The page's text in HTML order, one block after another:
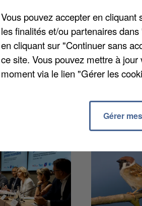
d'avoir participé à
dernier, dans le quartier des
et trois jeunes avaient été
le film « Hors Normes » au
VUS
Vous pouvez accepter en
les finalités et/ou partenaires
en cliquant sur "Continuer sans
ce site. Vous pouvez mettre à
moment via le lien "Gérer les
Gérer